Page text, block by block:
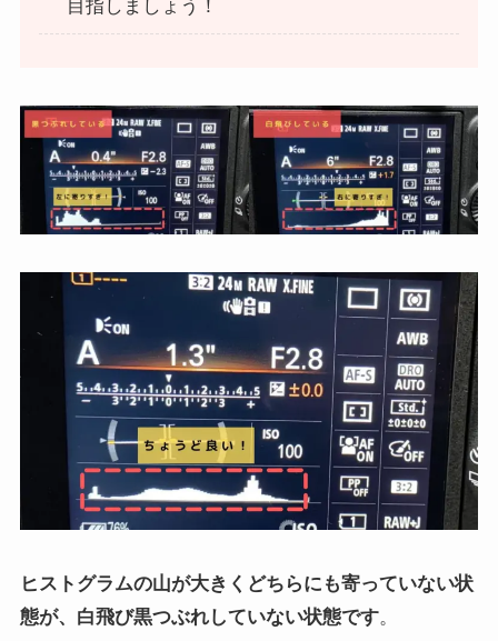
目指しましょう！
ヒストグラムの山が大きくどちらにも寄っていない状
態が、白飛び黒つぶれしていない状態です。